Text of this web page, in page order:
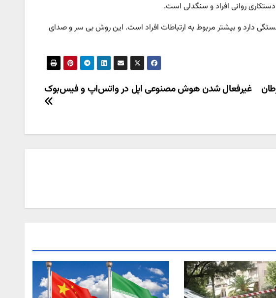
روانی افراد و سنگدلی است.
دارد و بیشتر مربوط به ارتباطات افراد است. این روش بی سر و صدای
غیرفعال شدن هوش مصنوعی اپل در واتس‌اپ و فیس‌بوک